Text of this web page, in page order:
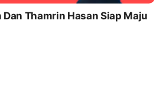
Thamrin Hasan Siap Maju